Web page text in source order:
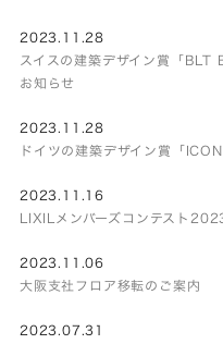
2023.11.28
スイスの建築デザイン賞「
お知らせ
2023.11.28
ドイツの建築デザイン賞「
2023.11.16
LIXILメンバーズコンテスト
2023.11.06
大阪支社フロア移転のご案内
2023.07.31